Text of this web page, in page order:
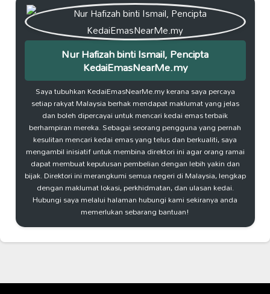
Nur Hafizah binti Ismail, Pencipta
KedaiEmasNearMe.my
Saya tubuhkan KedaiEmasNearMe.my kerana saya percaya
setiap rakyat Malaysia berhak mendapat maklumat yang jelas
dan boleh dipercayai untuk mencari kedai emas terbaik
berhampiran mereka. Sebagai seorang pengguna yang pernah
kesulitan mencari kedai emas yang telus dan berkualiti, saya
mengambil inisiatif untuk membina direktori ini agar orang ramai
dapat membuat keputusan pembelian dengan lebih yakin dan
bijak. Direktori ini merangkumi semua negeri di Malaysia, lengkap
dengan maklumat lokasi, perkhidmatan, dan ulasan kedai.
Hubungi saya melalui halaman hubungi kami sekiranya anda
memerlukan sebarang bantuan!